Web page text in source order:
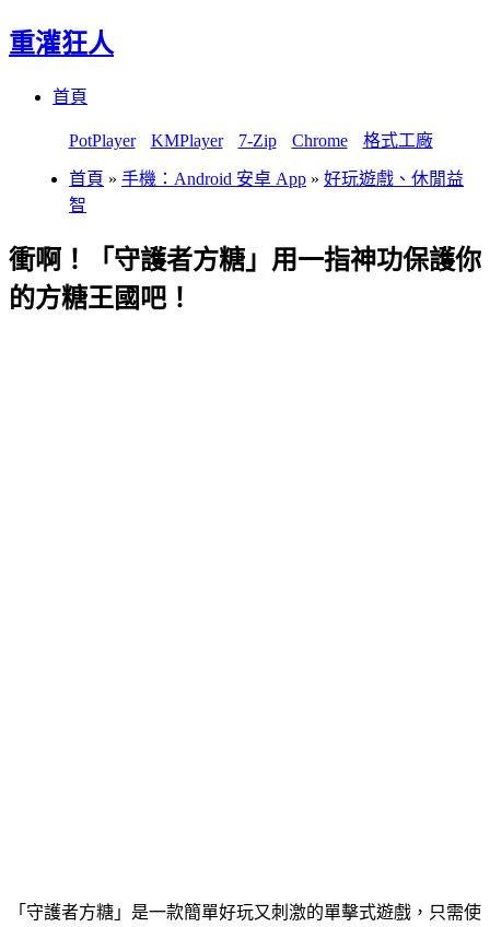
重灌狂人
首頁
PotPlayer KMPlayer 7-Zip Chrome 格式工廠
首頁 » 手機：Android 安卓 App » 好玩遊戲、休閒益
智
衝啊！「守護者方糖」用一指神功保護你
的方糖王國吧！
「守護者方糖」是一款簡單好玩又刺激的單擊式遊戲，只需使